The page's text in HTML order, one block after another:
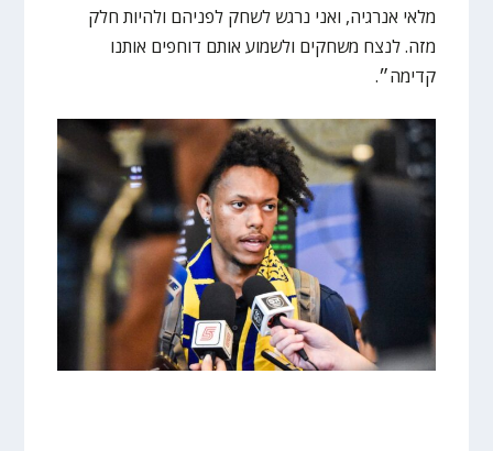
מלאי אנרגיה, ואני נרגש לשחק לפניהם ולהיות חלק
מזה. לנצח משחקים ולשמוע אותם דוחפים אותנו
קדימה״.